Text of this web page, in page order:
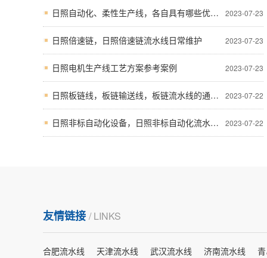
2023-07-23
日照自动化、柔性生产线，各自具有哪些优点呢？
2023-07-23
日照倍速链，日照倍速链流水线日常维护
2023-07-23
日照电机生产线工艺方案参考案例
2023-07-22
日照板链线，板链输送线，板链流水线的通用简介
2023-07-22
日照非标自动化设备，日照非标自动化流水线主要的应用的行业
友情链接 / LINKS
合肥流水线 天津流水线 武汉流水线 济南流水线